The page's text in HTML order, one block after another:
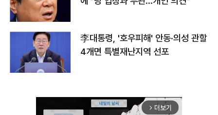
李대통령, '호우피해' 안동·의성 관할
4개면 특별재난지역 선포
arrow_forward_ios 더보기